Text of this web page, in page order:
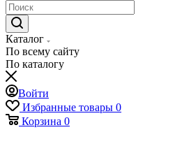
Каталог
По всему сайту
По каталогу
Войти
Избранные товары 0
Корзина 0